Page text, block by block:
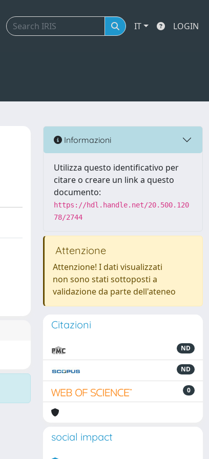
IT LOGIN
Informazioni
Utilizza questo identificativo per
citare o creare un link a questo
documento:
https://hdl.handle.net/20.500.120
78/2744
Attenzione
Attenzione! I dati visualizzati
non sono stati sottoposti a
validazione da parte dell'ateneo
Citazioni
ND
ND
0
social impact